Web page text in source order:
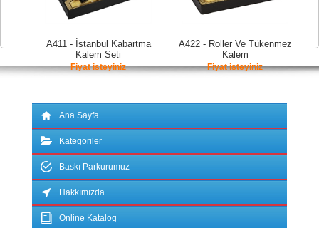
A411 - İstanbul Kabartma
Kalem Seti
Fiyat isteyiniz
A422 - Roller Ve Tükenmez
Kalem
Fiyat isteyiniz
Ana Sayfa
Kategoriler
Baskı Parkurumuz
Hakkımızda
Online Katalog